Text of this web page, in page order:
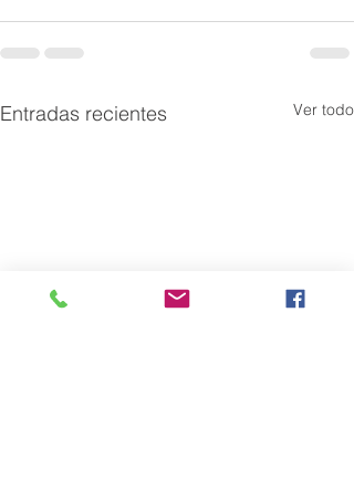
Entradas recientes Ver todo